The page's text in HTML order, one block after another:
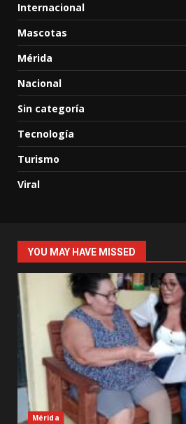
Internacional
Mascotas
Mérida
Nacional
Sin categoría
Tecnología
Turismo
Viral
YOU MAY HAVE MISSED
Mérida